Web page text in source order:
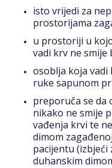
isto vrijedi za
prostorijama
u prostoriji u
vadi krv ne
osoblja koja
ruke sapunom
preporuča se da
nikako ne smije
vađenja krvi te
dimom
pacijentu (izbjeći
duhanskim